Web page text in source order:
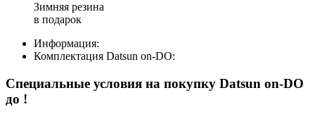
Зимняя резина
в подарок
Информация:
Комплектация Datsun on-DO:
Специальные условия на покупку Datsun on-DO
до !